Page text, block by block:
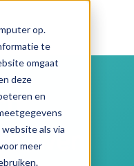
op.
te
omgaat
deze
en
als via
meer